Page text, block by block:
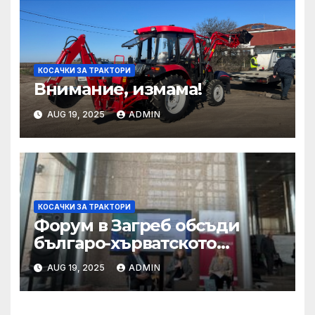
КОСАЧКИ ЗА ТРАКТОРИ
Внимание, измама!
AUG 19, 2025 ADMIN
КОСАЧКИ ЗА ТРАКТОРИ
Форум в Загреб обсъди
българо-хърватското
сътрудничество
AUG 19, 2025 ADMIN